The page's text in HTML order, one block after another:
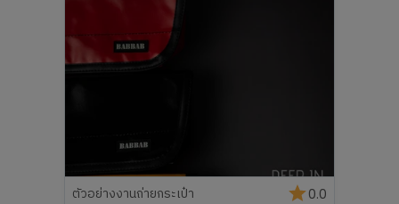
ตัวอย่างงานถ่ายกระเป๋า 0.0